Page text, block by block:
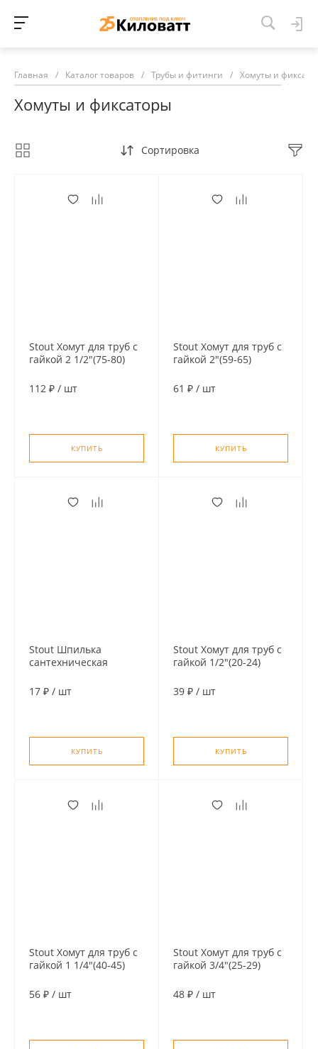
Главная / Каталог товаров / Трубы и фитинги / Хомуты и
Хомуты и фиксаторы
Сортировка
Stout Хомут для труб с
гайкой 2 1/2"(75-80)
112 ₽ / шт
КУПИТЬ
Stout Хомут для труб с
гайкой 2"(59-65)
61 ₽ / шт
КУПИТЬ
Stout Шпилька
сантехническая
М 10*50)
17 ₽ / шт
КУПИТЬ
Stout Хомут для труб с
гайкой 1/2"(20-24)
39 ₽ / шт
КУПИТЬ
Stout Хомут для труб с
гайкой 1 1/4"(40-45)
56 ₽ / шт
Stout Хомут для труб с
гайкой 3/4"(25-29)
48 ₽ / шт